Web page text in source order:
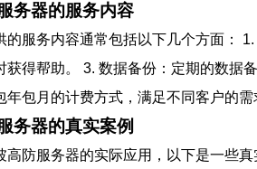
务器的服务内容
的服务内容通常包括以下几个方面：
获得帮助。 3. 数据备份：定期的数据
年包月的计费方式，满足不同客户的需
务器的真实案例
高防服务器的实际应用，以下是一些